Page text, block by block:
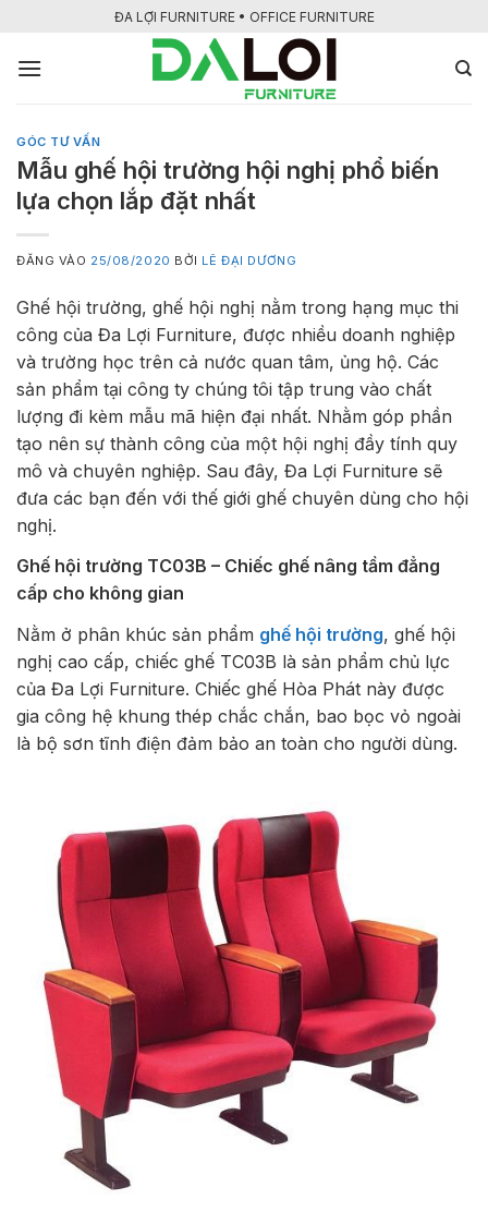
nội
ĐA LỢI FURNITURE • OFFICE FURNITURE
GÓC TƯ VẤN
Mẫu ghế hội trường hội nghị phổ biến
lựa chọn lắp đặt nhất
ĐĂNG VÀO 25/08/2020 BỞI LÊ ĐẠI DƯƠNG
Ghế hội trường, ghế hội nghị nằm trong hạng mục thi
công của Đa Lợi Furniture, được nhiều doanh nghiệp
và trường học trên cả nước quan tâm, ủng hộ. Các
sản phẩm tại công ty chúng tôi tập trung vào chất
lượng đi kèm mẫu mã hiện đại nhất. Nhằm góp phần
tạo nên sự thành công của một hội nghị đầy tính quy
mô và chuyên nghiệp. Sau đây, Đa Lợi Furniture sẽ
đưa các bạn đến với thế giới ghế chuyên dùng cho hội
nghị.
Ghế hội trường TC03B – Chiếc ghế nâng tầm đẳng
cấp cho không gian
Nằm ở phân khúc sản phẩm ghế hội trường, ghế hội
nghị cao cấp, chiếc ghế TC03B là sản phẩm chủ lực
của Đa Lợi Furniture. Chiếc ghế Hòa Phát này được
gia công hệ khung thép chắc chắn, bao bọc vỏ ngoài
là bộ sơn tĩnh điện đảm bảo an toàn cho người dùng.